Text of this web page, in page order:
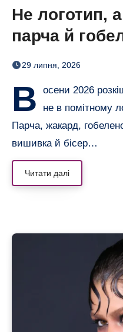
Не логотип,
парча й
нову розкіш
29 липня, 2026
В
осени 2026
не в помітному
Парча, жакард,
вишивка й бісер…
Читати далі